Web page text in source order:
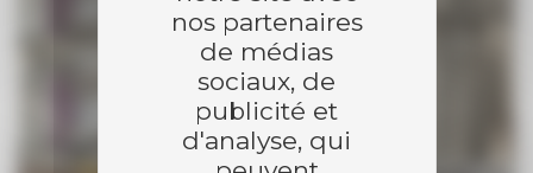
nos partenaires
de médias
sociaux, de
publicité et
d'analyse, qui